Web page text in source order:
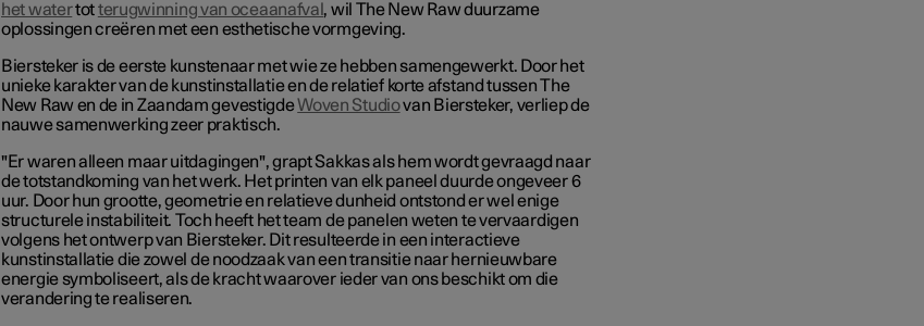
het watertotterugwinning van oceaanafval , wil The New Raw duurzame
oplossingen creëren met een esthetische vormgeving.
Biersteker is de eerste kunstenaar met wie ze hebben samengewerkt. Door het
unieke karakter van de kunstinstallatie en de relatief korte afstand tussen The
New Raw en de in Zaandam gevestigdeWoven Studiovan Biersteker, verliep de
nauwe samenwerking zeer praktisch.
"Er waren alleen maar uitdagingen", grapt Sakkas als hem wordt gevraagd naar
de totstandkoming van het werk. Het printen van elk paneel duurde ongeveer 6
uur. Door hun grootte, geometrie en relatieve dunheid ontstond er wel enige
structurele instabiliteit. Toch heeft het team de panelen weten te vervaardigen
volgens het ontwerp van Biersteker. Dit resulteerde in een interactieve
kunstinstallatie die zowel de noodzaak van een transitie naar hernieuwbare
energie symboliseert, als de kracht waarover ieder van ons beschikt om die
verandering te realiseren.